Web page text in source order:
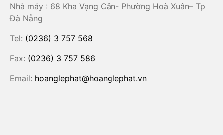
Nhà máy : 68 Kha Vạng Cân- Phường Hoà Xuân– Tp
Đà Nẵng
Tel: (0236) 3 757 568
Fax: (0236) 3 757 586
Email: hoanglephat@hoanglephat.vn